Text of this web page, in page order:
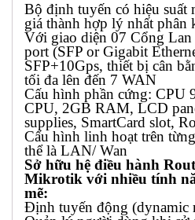
Bộ định tuyến có hiệu suất
giá thành hợp lý nhất phân
Với giao diện 07 Cổng
port (SFP or Gigabit
SFP+10Gps, thiết bị cân
tối đa lên đến 7 WAN
Cấu hình phần cứng: CPU
CPU, 2GB RAM, LCD
supplies, SmartCard slot,
Cấu hình linh hoạt trên
thể là LAN/ Wan
Sở hữu hệ điều hành
Mikrotik với nhiều tính
mẽ:
Định tuyến động (dynamic